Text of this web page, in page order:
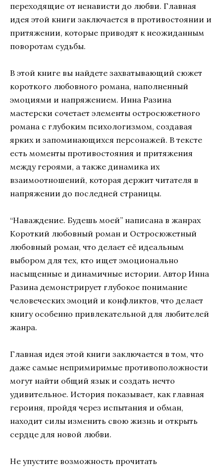
переходящие от ненависти до любви. Главная
идея этой книги заключается в противостоянии и
притяжении, которые приводят к неожиданным
поворотам судьбы.
В этой книге вы найдете захватывающий сюжет
короткого любовного романа, наполненный
эмоциями и напряжением. Инна Разина
мастерски сочетает элементы остросюжетного
романа с глубоким психологизмом, создавая
ярких и запоминающихся персонажей. В тексте
есть моменты противостояния и притяжения
между героями, а также динамика их
взаимоотношений, которая держит читателя в
напряжении до последней страницы.
“Наваждение. Будешь моей” написана в жанрах
Короткий любовный роман и Остросюжетный
любовный роман, что делает её идеальным
выбором для тех, кто ищет эмоционально
насыщенные и динамичные истории. Автор Инна
Разина демонстрирует глубокое понимание
человеческих эмоций и конфликтов, что делает
книгу особенно привлекательной для любителей
жанра.
Главная идея этой книги заключается в том, что
даже самые непримиримые противоположности
могут найти общий язык и создать нечто
удивительное. История показывает, как главная
героиня, пройдя через испытания и обман,
находит силы изменить свою жизнь и открыть
сердце для новой любви.
Не упустите возможность прочитать